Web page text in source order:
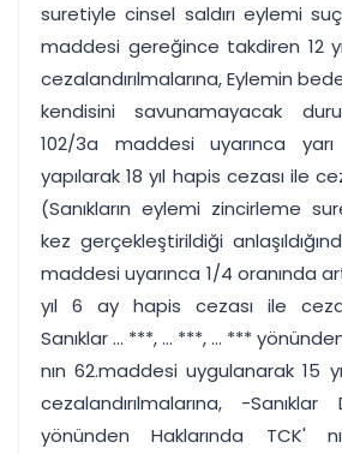
suretiyle cinsel saldırı eylemi
maddesi gereğince takdiren 12
cezalandırılmalarına, Eylemin
kendisini savunamayacak
102/3a maddesi uyarınca
yapılarak 18 yıl hapis cezası ile
(Sanıkların eylemi zincirleme
kez gerçekleştirildiği
maddesi uyarınca 1/4 oranında
yıl 6 ay hapis cezası ile
Sanıklar ... ***, ... ***, ... ***
nın 62.maddesi uygulanarak 15
cezalandırılmalarına, -
yönünden Haklarında TCK'